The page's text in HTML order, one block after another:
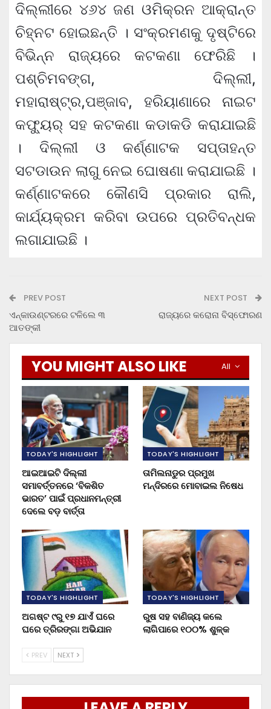
ଦିଲ୍ଲୀରେ ୪୬୪ ଜଣ ଓମିକ୍ରନ ଆକ୍ରାନ୍ତ
ଚିହ୍ନଟ ହୋଇଛନ୍ତି । ସଂକ୍ରମଣକୁ ଦୃଷ୍ଟିରେ
ବିଭିନ୍ନ ରାଜ୍ୟରେ କଟକଣା ଫେରିଛି ।
ପଶ୍ଚିମବଙ୍ଗ, ଦିଲ୍ଲୀ,
ମହାରାଷ୍ଟ୍ର,ପଞ୍ଜାବ, ହରିୟାଣାରେ ନାଇଟ
କଫ୍ୟୁର୍ ସହ କଟକଣା କଡାକଡି କରାଯାଇଛି
। ଦିଲ୍ଲୀ ଓ କର୍ଣ୍ଣାଟକ ସପ୍ତାହନ୍ତ
ସଟଡାଉନ ଲାଗୁ ନେଇ ଘୋଷଣା କରାଯାଇଛି ।
କର୍ଣ୍ଣାଟକରେ କୌଣସି ପ୍ରକାର ରାଲି,
କାର୍ଯ୍ୟକ୍ରମ କରିବା ଉପରେ ପ୍ରତିବନ୍ଧକ
ଲଗାଯାଇଛି ।
PREV POST
ଏନ୍‌କାଉଣ୍ଟରରେ ଟଳିଲେ ୩
ଆତଙ୍କୀ
NEXT POST
ରାଜ୍ୟରେ କରୋନା ବିସ୍ଫୋରଣ
All
YOU MIGHT ALSO LIKE
TODAY'S HIGHLIGHT
ଆଇଆଇଟି ଦିଲ୍ଲୀ
ସମାବର୍ତ୍ତନରେ ‘ବିକଶିତ
ଭାରତ’ ପାଇଁ ପ୍ରଧାନମନ୍ତ୍ରୀ
ଦେଲେ ବଡ଼ ବାର୍ତ୍ତା
TODAY'S HIGHLIGHT
ତାମିଲନାଡୁର ପ୍ରମୁଖ
ମନ୍ଦିରରେ ମୋବାଇଲ ନିଷେଧ
TODAY'S HIGHLIGHT
ଅଗଷ୍ଟ ୯ରୁ ୧୭ ଯାଏଁ ଘରେ
ଘରେ ତ୍ରିରଙ୍ଗା ଅଭିଯାନ
TODAY'S HIGHLIGHT
ରୁଷ ସହ ବାଣିଜ୍ୟ କଲେ
ଲାଗିପାରେ ୧୦୦% ଶୁଳ୍କ
PREV NEXT